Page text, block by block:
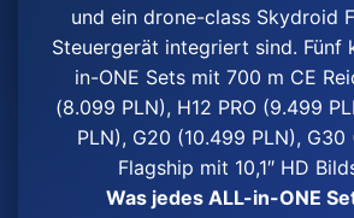
und ein drone-class Skydroid
Steuergerät integriert sind. Fünf
in-ONE Sets mit 700 m CE
(8.099 PLN), H12 PRO (9.499
PLN), G20 (10.499 PLN), G30
Flagship mit 10,1″ HD
Was jedes ALL-in-ONE